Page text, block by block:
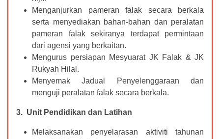
Menganjurkan pameran falak secara berkala
serta menyediakan bahan-bahan dan peralatan
pameran falak sekiranya terdapat permintaan
dari agensi yang berkaitan.
Mengurus persiapan Mesyuarat JK Falak & JK
Rukyah Hilal.
Menyemak Jadual Penyelenggaraan dan
menguji peralatan falak secara berkala.
3. Unit Pendidikan dan Latihan
Melaksanakan penyelarasan aktiviti tahunan